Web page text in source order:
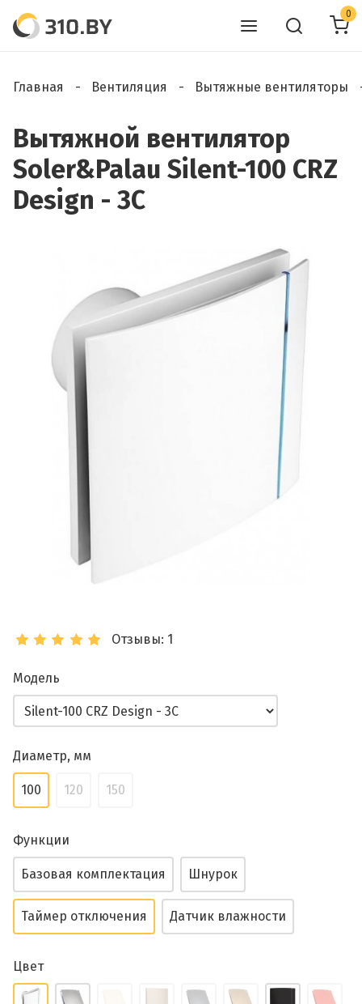
0
Главная Вентиляция Вытяжные вентиляторы
Вытяжной вентилятор
Soler&Palau Silent-100 CRZ
Design - 3C
Отзывы: 1
Модель
Диаметр, мм
100 120 150
Функции
Базовая комплектация Шнурок
Таймер отключения Датчик влажности
Цвет